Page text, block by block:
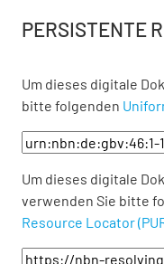
PERSISTENTE
Um dieses digitale
bitte folgenden
Um dieses digitale
verwenden Sie bitte
Resource Locator